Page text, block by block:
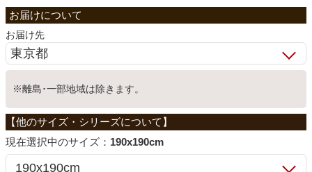
収納家具
学習机
ホームオフィス
こたつ
お届け先
※離島･一部地域は除きます。
サイズ： 190x190cm